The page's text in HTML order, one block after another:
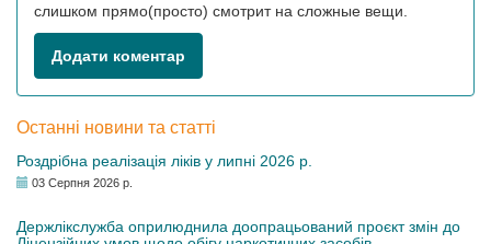
слишком прямо(просто) смотрит на сложные вещи.
Додати коментар
Останні новини та статті
Роздрібна реалізація ліків у липні 2026 р.
03 Серпня 2026 р.
Держлікслужба оприлюднила доопрацьований проєкт змін до